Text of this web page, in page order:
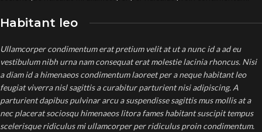
Habitant leo
Ullamcorper condimentum erat pretium velit at ut a nunc id a ad eu
vestibulum nibh urna nam consequat erat molestie lacinia rhoncus. Nisi
a diam id a himenaeos condimentum laoreet per a neque habitant leo
feugiat viverra nisl sagittis a curabitur parturient nisi adipiscing. A
parturient dapibus pulvinar arcu a suspendisse sagittis mus mollis at a
nec placerat sociosqu himenaeos litora fames habitant suscipit tempus
scelerisque ridiculus mi ullamcorper per ridiculus proin condimentum.